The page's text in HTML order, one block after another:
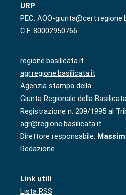
URP
PEC: AOO-
C.F. 80002950766
regione.basilicata.it
agr.regione.basilicata.it
Agenzia stampa della
Giunta Regionale della
Registrazione n. 209/1995 al
agr@regione.basilicata.it
Direttore responsabile:
Redazione
Link utili
Lista RSS